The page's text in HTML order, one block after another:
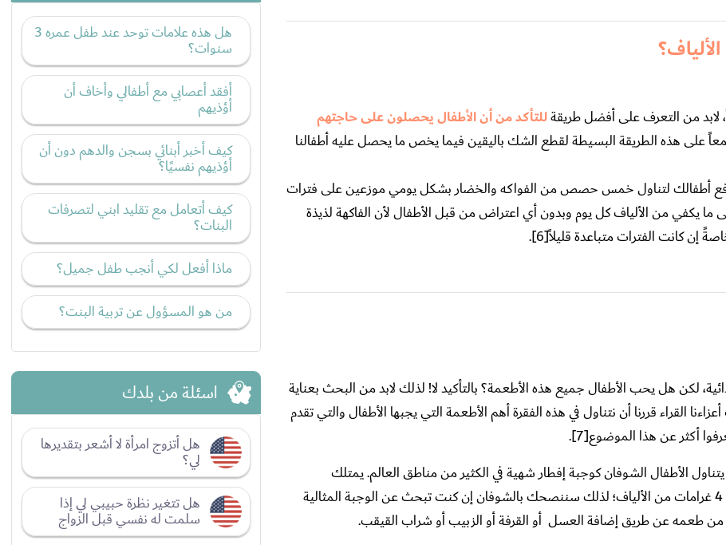
لابد من التعرف على أفضل طريقةللتأكد من أن الأطفال يحصلون على حاجتهم
على هذه الطريقة البسيطة لقطع الشك باليقين فيما يخص ما يحصل عليه أطفالنا
أطفالك لتناول خمس حصص من الفواكه والخضار بشكل يومي موزعين على فترات
يكفي من الألياف كل يوم وبدون أي اعتراض من قبل الأطفال لأن الفاكهة لذيذة
إن كانت الفترات متباعدة قليلاً[6].
لكن هل يحب الأطفال جميع هذه الأطعمة؟ بالتأكيد لا! لذلك لابد من البحث بعناية
القراء قررنا أن نتناول في هذه الفقرة أهم الأطعمة التي يجبها الأطفال والتي تقدم
أكثر عن هذا الموضوع[7].
الأطفال الشوفان كوجبة إفطار شهية في الكثير من مناطق العالم. يمتلك
الشوفان الكثير من الألياف الغذائية، فكل كوب من الشوفان يمتلك 4 غرامات من الألياف؛ لذلك سننصحك بالشوفان إن كنت تبحث عن الوجبة المثالية
طعمه عن طريق إضافة العسل أو القرفة أو الزبيب أو شراب القيقب.
هل هذه علامات توحد عند طفل عمره 3
سنوات؟
أفقد أعصابي مع أطفالي وأخاف أن
أؤذيهم
كيف أخبر أبنائي بسجن والدهم دون أن
أؤذيهم نفسيًا؟
كيف أتعامل مع تقليد ابني لتصرفات
البنات؟
ماذا أفعل لكي أنجب طفل جميل؟
من هو المسؤول عن تربية البنت؟
اسئلة من بلدك
هل أتزوج امرأة لا أشعر بتقديرها
لي؟
هل تتغير نظرة حبيبي لي إذا
سلمت له نفسي قبل الزواج